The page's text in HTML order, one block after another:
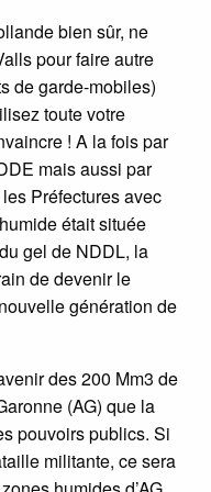
bien sûr, ne
pour faire autre
de garde-mobiles)
toute votre
! A la fois par
mais aussi par
Préfectures avec
était située
gel de NDDL, la
de devenir le
génération de
des 200 Mm3 de
(AG) que la
pouvoirs publics. Si
militante, ce sera